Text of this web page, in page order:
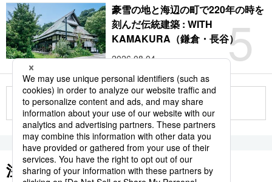
5
豪雪の地と海辺の町で220年の時を
刻んだ伝統建築 : WITH
KAMAKURA（鎌倉・長谷）
2026.08.04
もっと見る
注目のキーワード